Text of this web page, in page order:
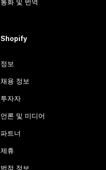
통화 및 번역
Shopify
정보
채용 정보
투자자
언론 및 미디어
파트너
제휴
법적 정보